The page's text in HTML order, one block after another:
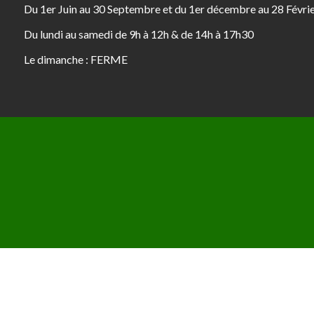
Du 1er Juin au 30 Septembre et du 1er décembre au 28
Du lundi au samedi de 9h à 12h & de 14h à 17h30
Le dimanche : FERME